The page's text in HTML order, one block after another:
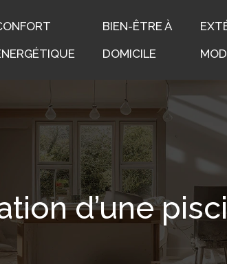
BIEN-ÊTRE À
DOMICILE
d’une